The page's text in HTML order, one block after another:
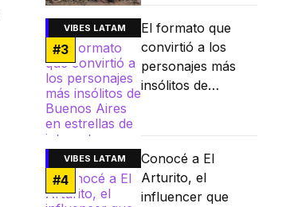
VIBES LATAM
#3
El formato que
convirtió a los
personajes más
insólitos de
VIBES LATAM
#4
Conocé a El
Arturito, el
influencer que